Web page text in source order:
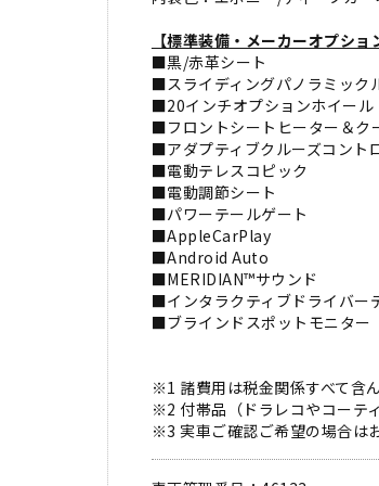
【標準装備・メーカーオプショ
■黒/赤革シート
■スライディングパノラミック
■20インチオプションホイール
■フロントシートヒーター＆ク
■アダプティブクルーズコント
■電動テレスコピック
■電動調節シート
■パワーテールゲート
■AppleCarPlay
■Android Auto
■MERIDIAN™サウンド
■インタラクティブドライバー
■ブラインドスポットモニター
※1 諸費用は税金関係すべて含
※2 付帯品（ドラレコやコーテ
※3 実車ご確認ご希望の場合は